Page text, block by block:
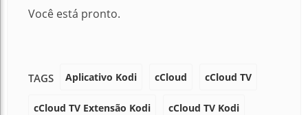
Você está pronto.
TAGS Aplicativo Kodi cCloud cCloud TV
cCloud TV Extensão Kodi cCloud TV Kodi